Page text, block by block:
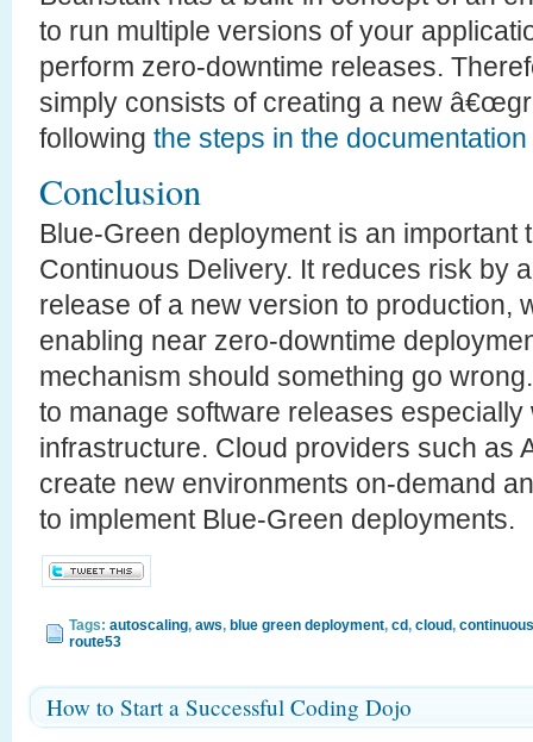
to run multiple versions of your
perform zero-downtime releases.
simply consists of creating a new
following the steps in the documentation
Conclusion
Blue-Green deployment is an important
Continuous Delivery. It reduces risk by
release of a new version to production,
enabling near zero-downtime
mechanism should something go
to manage software releases
infrastructure. Cloud providers such as
create new environments on-demand
to implement Blue-Green deployments.
Tags: autoscaling, aws, blue green deployment, cd, cloud,
route53
How to Start a Successful Coding Dojo